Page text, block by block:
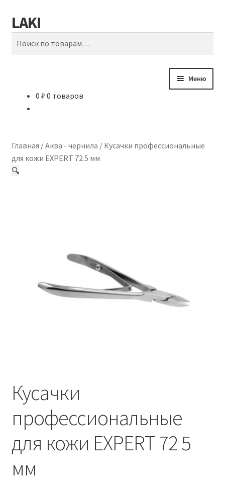
Перейти
к
навигации
Перейти
к
содержимому
LAKI
Поиск
Меню
ЗАТОЧКА
Личный кабинет
0 ₽ 0 товаров
Главная /Аква - чернила / Кусачки профессиональные
для кожи EXPERT 72 5 мм
🔍
Кусачки
профессиональные
для кожи EXPERT 72 5
мм